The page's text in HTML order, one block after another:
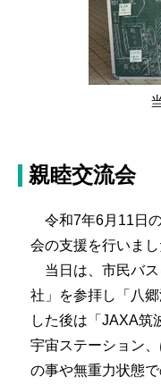
親睦交流会
令和7年6月11日
会の支援を行いまし
当日は、市民バス
社」を参拝し「八
した後は「JAXA筑
宇宙ステーション
の事や無重力状態